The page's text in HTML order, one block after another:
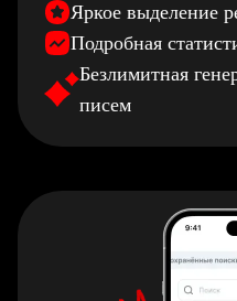
Яркое выделение
Подробная
Безлимитная
писем